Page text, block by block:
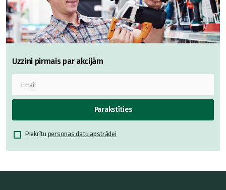
Uzzini pirmais par akcijām
Parakstīties
Piekrītu personas datu apstrādei